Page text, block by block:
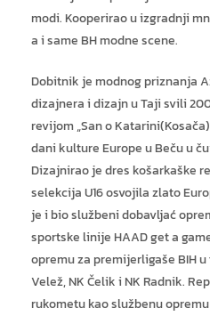
modi. Kooperirao u izgradnji
a i same BH modne scene.
Dobitnik je modnog priznanja
dizajnera i dizajn u Taji svili
revijom „San o
dani kulture Europe u Beču u
Dizajnirao je dres košarkaške
selekcija U16 osvojila zlato
je i bio službeni dobavljać
sportske linije HAAD get a
opremu za premijerligaše BIH u
Velež, NK Čelik i NK Radnik.
rukometu kao službenu